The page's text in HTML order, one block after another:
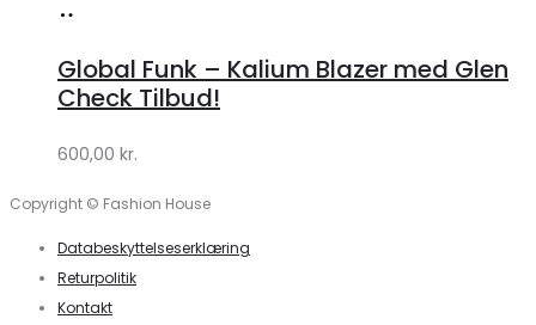
Lykke
Lykke
Global Funk – Kalium Blazer med Glen
Check Tilbud!
600,00 kr.
Copyright © Fashion House
Databeskyttelseserklæring
Returpolitik
Kontakt